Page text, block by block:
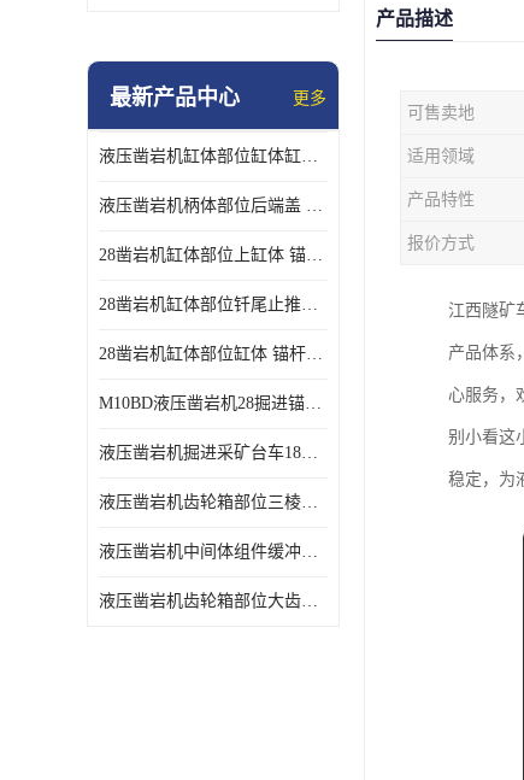
最新产品中心 更多
液压凿岩机缸体部位缸体缸壳 凿岩台车18kw功率凿岩机易磨损耗件
液压凿岩机柄体部位后端盖 地下采矿台车18kw凿岩机易耗损件
28凿岩机缸体部位上缸体 锚杆凿岩台车10KW液压凿岩机零配件
28凿岩机缸体部位钎尾止推套 锚杆钻车10KW液压凿岩机零配件
28凿岩机缸体部位缸体 锚杆掘进钻车10KW液压凿岩机零配件
M10BD液压凿岩机28掘进锚杆台车10KW液压凿岩机
液压凿岩机掘进采矿台车18KW液压凿岩机
液压凿岩机齿轮箱部位三棱套 掘进凿岩台车18KW液压凿岩机配件
液压凿岩机中间体组件缓冲活塞 地下采矿台车18kw凿岩机活塞配件
液压凿岩机齿轮箱部位大齿轮 掘进采矿台车18KW液压凿岩机零配件
产品描述
可售卖地
适用领域
产品特性
报价方式
江西隧矿
产品体系
心服务，
别小看这
稳定，为